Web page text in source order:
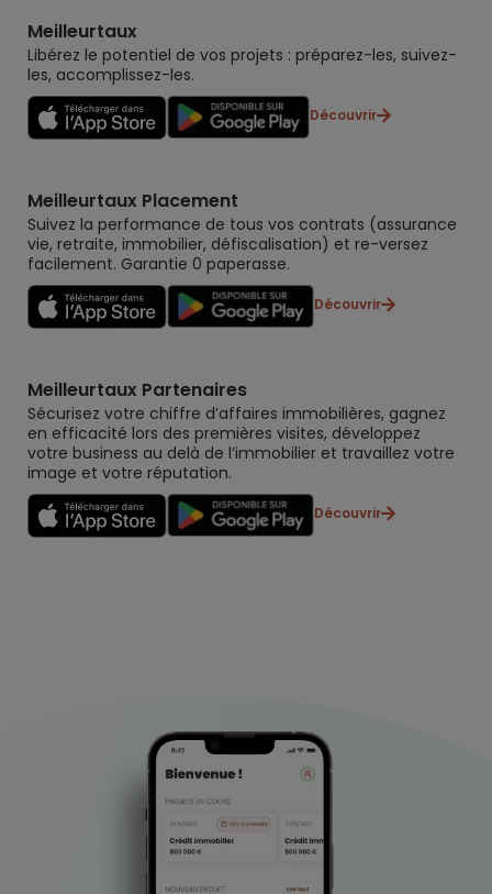
Meilleurtaux
Libérez le potentiel de vos projets : préparez-les, suivez-
les, accomplissez-les.
Découvrir
Meilleurtaux Placement
Suivez la performance de tous vos contrats (assurance
vie, retraite, immobilier, défiscalisation) et re-versez
facilement. Garantie 0 paperasse.
Découvrir
Meilleurtaux Partenaires
Sécurisez votre chiffre d’affaires immobilières, gagnez
en efficacité lors des premières visites, développez
votre business au delà de l’immobilier et travaillez votre
image et votre réputation.
Découvrir